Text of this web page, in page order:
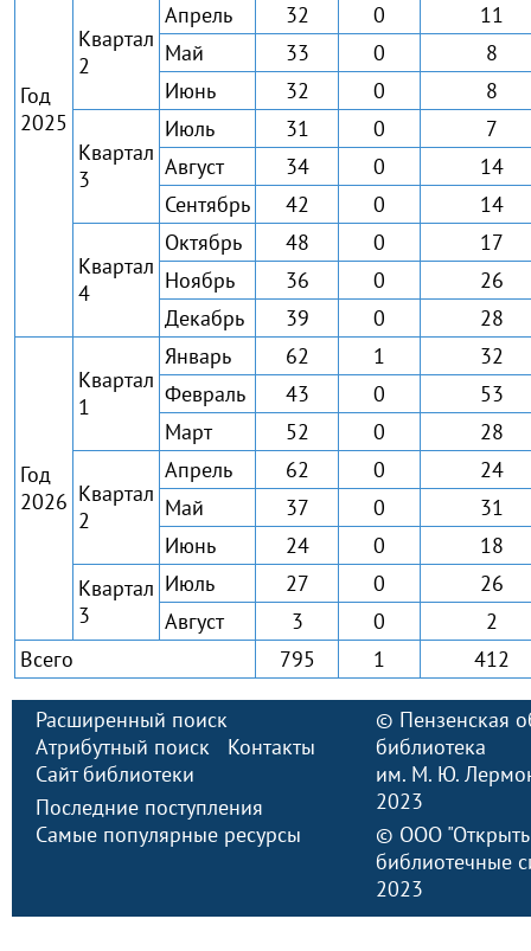
Год
2025
Квартал
2
Апрель 32 0
11
Май
33 0
8
Июнь
32 0 8
Квартал
3
Июль 31 0
7
Август
34 0
14
Сентябрь
42 0 14
Квартал
4
Октябрь 48 0
17
Ноябрь
36 0
26
Декабрь
39 0 28
Год
2026
Квартал
1
Январь 62 1
32
Февраль
43 0
53
Март
52 0 28
Квартал
2
Апрель 62 0
24
Май
37 0
31
Июнь
24 0
18
Квартал
3
Июль 27 0
26
Август
3 0
2
Всего
795 1 412
Расширенный поиск
Атрибутный поиск
Контакты
Сайт библиотеки
Последние поступления
Самые популярные ресурсы
© Пензенская
библиотека
им. М. Ю.
2023
© ООО
библиотечные
2023